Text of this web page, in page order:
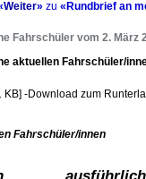
Weiter» zu «Rundbrief an
Fahrschüler vom 2. März
aktuellen Fahrschüler/
KB] -Download zum
Fahrschüler/innen